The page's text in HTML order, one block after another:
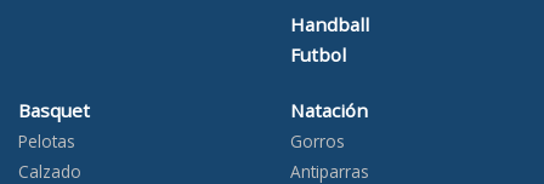
Handball
Futbol
Basquet
Pelotas
Calzado
Natación
Gorros
Antiparras